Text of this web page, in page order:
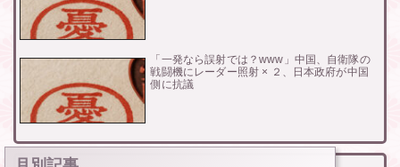
「一発なら誤射では？www」中国、自衛隊の
戦闘機にレーダー照射 × ２、日本政府が中国
側に抗議